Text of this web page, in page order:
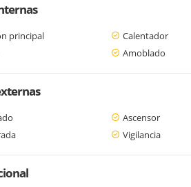
principal Calentador
Amoblado
Ascensor
Vigilancia